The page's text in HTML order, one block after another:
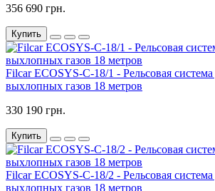
356 690 грн.
Купить
Filcar ECOSYS-C-18/1 - Рельсовая
выхлопных газов 18 метров
330 190 грн.
Купить
Filcar ECOSYS-C-18/2 - Рельсовая
выхлопных газов 18 метров